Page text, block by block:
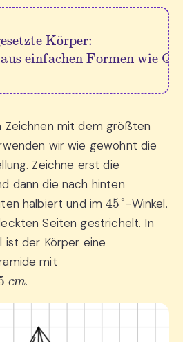
ö
Körper:−
wie Quadern, Würfeln, Prismen oder Pyramiden.
Zeichnen mit dem größten
wir wie gewohnt die
Zeichne erst die
dann die nach hinten
halbiert und im 45°-Winkel.
Seiten gestrichelt. In
ist der Körper eine
mit
.